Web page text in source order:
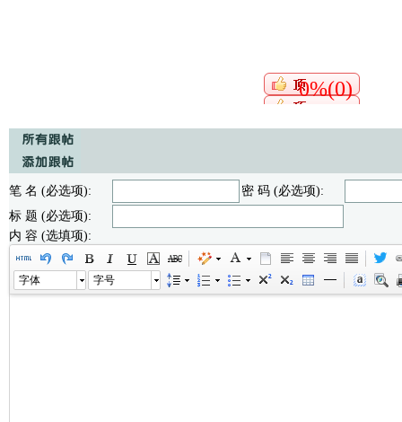
0%(0)
笔 名 (必选项):
密 码 (必选项):
标 题 (必选项):
内 容 (选填项):
字体 字号